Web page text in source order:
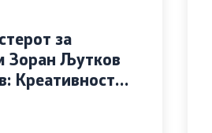
за
Зоран Љутков
е